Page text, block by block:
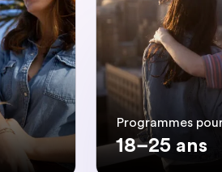
Programmes
18–25 ans